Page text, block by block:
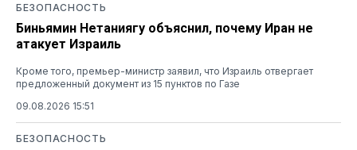
БЕЗОПАСНОСТЬ
Биньямин Нетаниягу объяснил, почему Иран не
атакует Израиль
Кроме того, премьер-министр заявил, что Израиль отвергает
предложенный документ из 15 пунктов по Газе
09.08.2026 15:51
БЕЗОПАСНОСТЬ